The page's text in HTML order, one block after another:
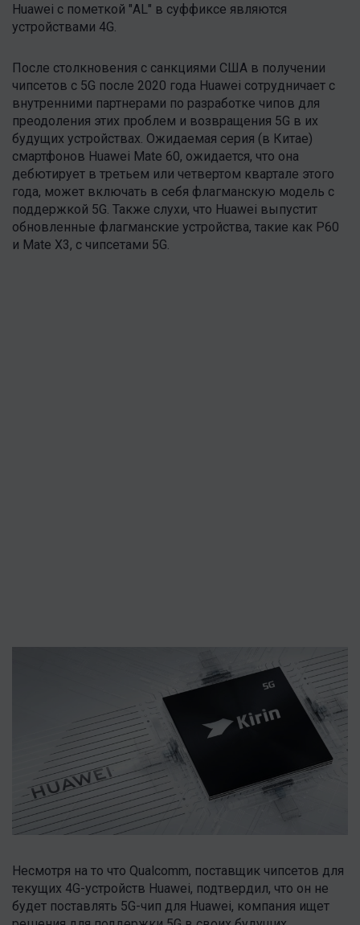
Huawei с пометкой "AL" в суффиксе являются
устройствами 4G.
После столкновения с санкциями США в получении
чипсетов с 5G после 2020 года Huawei сотрудничает с
внутренними партнерами по разработке чипов для
преодоления этих проблем и возвращения 5G в их
будущих устройствах. Ожидаемая серия (в Китае)
смартфонов Huawei Mate 60, ожидается, что она
дебютирует в третьем или четвертом квартале этого
года, может включать в себя флагманскую модель с
поддержкой 5G. Также слухи, что Huawei выпустит
обновленные флагманские устройства, такие как P60
и Mate X3, с чипсетами 5G.
Несмотря на то что Qualcomm, поставщик чипсетов для
текущих 4G-устройств Huawei, подтвердил, что он не
будет поставлять 5G-чип для Huawei, компания ищет